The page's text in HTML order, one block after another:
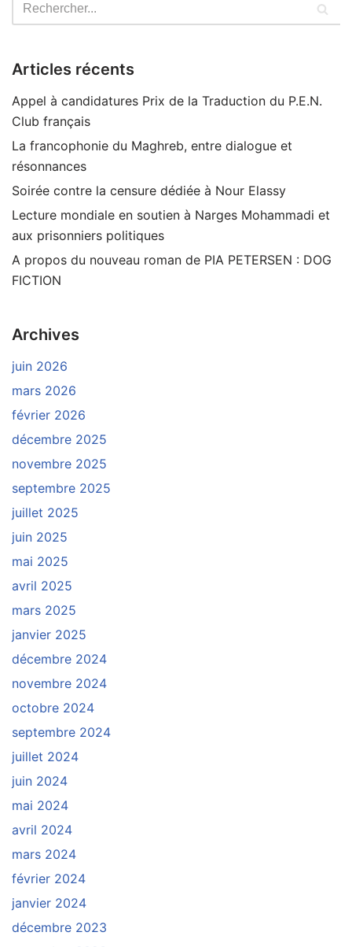
Articles récents
Appel à candidatures Prix de la Traduction du P.E.N.
Club français
La francophonie du Maghreb, entre dialogue et
résonnances
Soirée contre la censure dédiée à Nour Elassy
Lecture mondiale en soutien à Narges Mohammadi et
aux prisonniers politiques
A propos du nouveau roman de PIA PETERSEN : DOG
FICTION
Archives
juin 2026
mars 2026
février 2026
décembre 2025
novembre 2025
septembre 2025
juillet 2025
juin 2025
mai 2025
avril 2025
mars 2025
janvier 2025
décembre 2024
novembre 2024
octobre 2024
septembre 2024
juillet 2024
juin 2024
mai 2024
avril 2024
mars 2024
février 2024
janvier 2024
décembre 2023